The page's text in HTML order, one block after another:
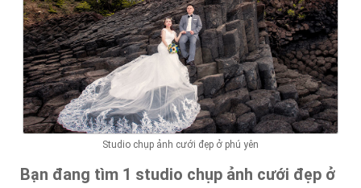
Studio chụp ảnh cưới đẹp ở phú yên
Bạn đang tìm 1 studio chụp ảnh cưới đẹp ở